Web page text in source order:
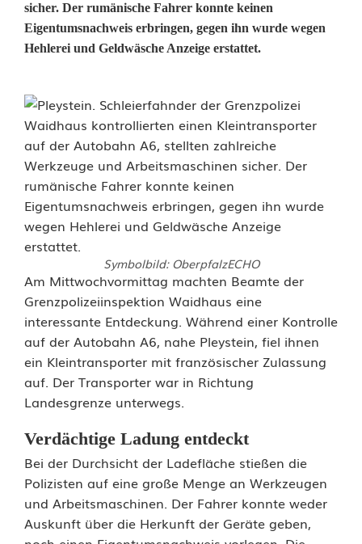
sicher. Der rumänische Fahrer konnte keinen
Eigentumsnachweis erbringen, gegen ihn wurde wegen
Hehlerei und Geldwäsche Anzeige erstattet.
Symbolbild: OberpfalzECHO
H
e
h
l
e
r
e
i
a
Am Mittwochvormittag machten Beamte der
Grenzpolizeiinspektion Waidhaus eine
interessante Entdeckung. Während einer Kontrolle
auf der Autobahn A6, nahe Pleystein, fiel ihnen
ein Kleintransporter mit französischer Zulassung
auf. Der Transporter war in Richtung
Landesgrenze unterwegs.
Verdächtige Ladung entdeckt
Bei der Durchsicht der Ladefläche stießen die
Polizisten auf eine große Menge an Werkzeugen
und Arbeitsmaschinen. Der Fahrer konnte weder
Auskunft über die Herkunft der Geräte geben,